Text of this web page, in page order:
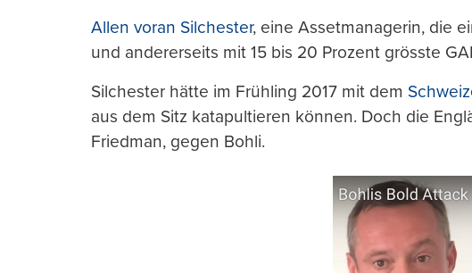
Allen voran Silchester, eine Assetmanagerin, die
und andererseits mit 15 bis 20 Prozent grösste
Silchester hätte im Frühling 2017 mit dem
aus dem Sitz katapultieren können. Doch die
Friedman, gegen Bohli.